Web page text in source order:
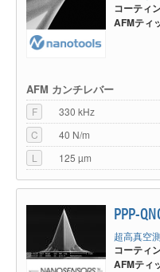
コーティ
AFMティ
AFM カンチレバー
F
330 kHz
C
40 N/m
L
125 µm
PPP-
超高真空
コーティ
AFMティ